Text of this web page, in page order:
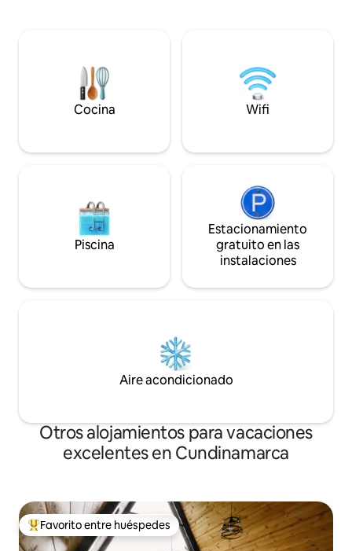
podrás encontrar este refugio de
montaña que te ofrece una escapada
inimaginable.
Cocina Wifi
Piscina
Estacionamiento
gratuito en las
instalaciones
Aire acondicionado
Otros alojamientos para vacaciones
excelentes en Cundinamarca
Favorito entre huéspedes preferido
Favorito entre huéspedes